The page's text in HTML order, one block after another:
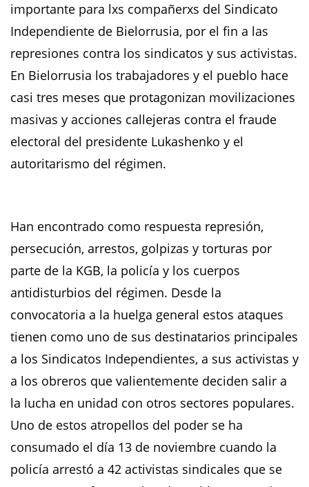
importante para lxs compañerxs del Sindicato
Independiente de Bielorrusia, por el fin a las
represiones contra los sindicatos y sus activistas.
En Bielorrusia los trabajadores y el pueblo hace
casi tres meses que protagonizan movilizaciones
masivas y acciones callejeras contra el fraude
electoral del presidente Lukashenko y el
autoritarismo del régimen.
Han encontrado como respuesta represión,
persecución, arrestos, golpizas y torturas por
parte de la KGB, la policía y los cuerpos
antidisturbios del régimen. Desde la
convocatoria a la huelga general estos ataques
tienen como uno de sus destinatarios principales
a los Sindicatos Independientes, a sus activistas y
a los obreros que valientemente deciden salir a
la lucha en unidad con otros sectores populares.
Uno de estos atropellos del poder se ha
consumado el día 13 de noviembre cuando la
policía arrestó a 42 activistas sindicales que se